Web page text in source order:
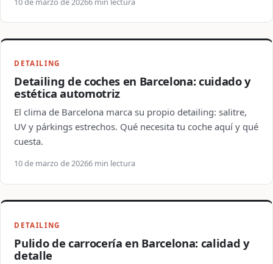
DETAILING
Detailing de coches en Barcelona: cuidado y
estética automotriz
El clima de Barcelona marca su propio detailing: salitre,
UV y párkings estrechos. Qué necesita tu coche aquí y qué
cuesta.
10 de marzo de 20266 min lectura
DETAILING
Pulido de carrocería en Barcelona: calidad y
detalle